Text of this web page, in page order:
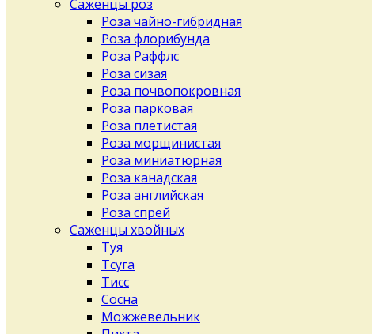
Саженцы роз
Роза чайно-гибридная
Роза флорибунда
Роза Раффлс
Роза сизая
Роза почвопокровная
Роза парковая
Роза плетистая
Роза морщинистая
Роза миниатюрная
Роза канадская
Роза английская
Роза спрей
Саженцы хвойных
Туя
Тсуга
Тисс
Сосна
Можжевельник